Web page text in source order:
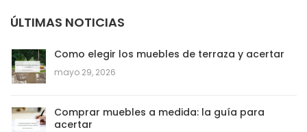
ÚLTIMAS NOTICIAS
Como elegir los muebles de terraza y acertar
mayo 29, 2026
Comprar muebles a medida: la guía para
acertar